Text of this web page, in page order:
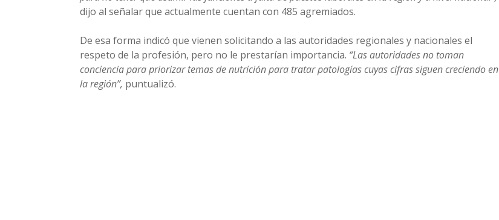
dijo al señalar que actualmente cuentan con 485 agremiados.
De esa forma indicó que vienen solicitando a las autoridades regionales y nacionales el
respeto de la profesión, pero no le prestarían importancia. “Las autoridades no toman
conciencia para priorizar temas de nutrición para tratar patologías cuyas cifras siguen creciendo en
la región”, puntualizó.